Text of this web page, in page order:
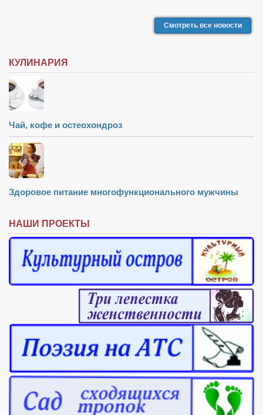
Смотреть все новости
КУЛИНАРИЯ
Чай, кофе и остеохондроз
Здоровое питание многофункционального мужчины
НАШИ ПРОЕКТЫ